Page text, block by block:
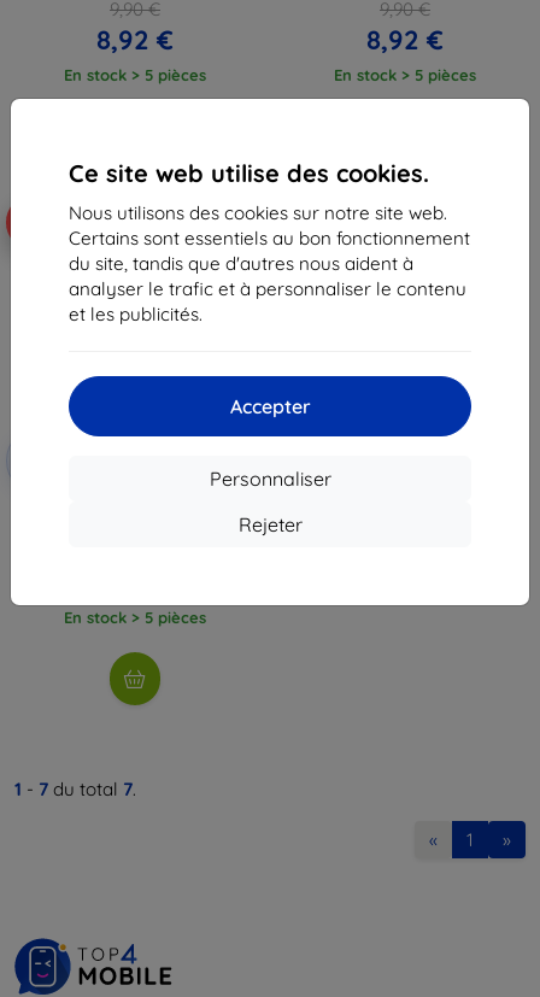
Ce site web utilise des cookies.
Nous utilisons des cookies sur notre site web.
Certains sont essentiels au bon fonctionnement
du site, tandis que d'autres nous aident à
analyser le trafic et à personnaliser le contenu
et les publicités.
Accepter
Personnaliser
Rejeter
9,90 €
8,92 €
En stock > 5 pièces
9,90 €
8,92 €
En stock > 5 pièces
Réduction
Coque en silicone Beline pour
En stock > 5 pièces
1 - 7 du total 7.
« 1 »